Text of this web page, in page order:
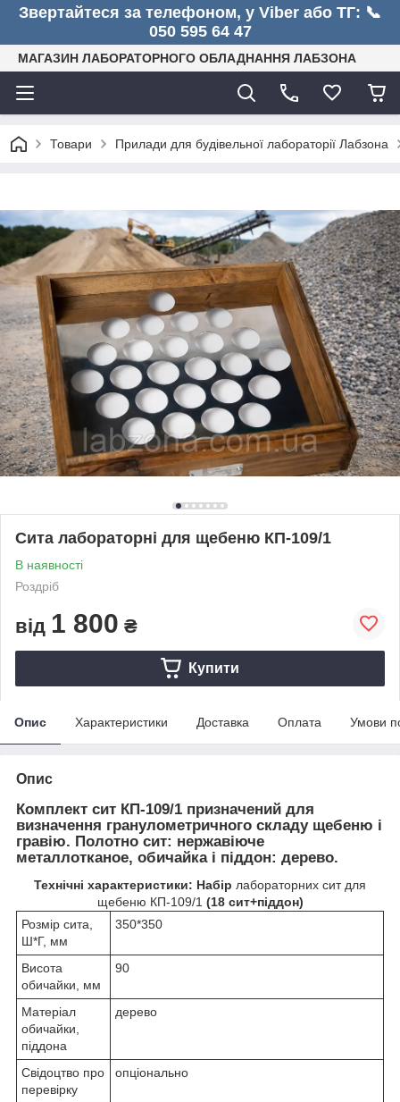
Звертайтеся за телефоном, у Viber або ТГ: 📞
050 595 64 47
МАГАЗИН ЛАБОРАТОРНОГО ОБЛАДНАННЯ ЛАБЗОНА
Товари Прилади для будівельної лабораторії Лабзона
Сита лабораторні для щебеню КП-109/1
В наявності
Роздріб
від 1 800 ₴
Купити
Опис Характеристики Доставка Оплата Умови
Опис
Комплект сит КП-109/1 призначений для
визначення гранулометричного складу щебеню і
гравію. Полотно сит: нержавіюче
металлотканое, обичайка і піддон: дерево.
Технічні характеристики: Набір лабораторних сит для
щебеню КП-109/1 (18 сит+піддон)
Розмір сита,
Ш*Г, мм
350*350
Висота
обичайки, мм
90
Матеріал
обичайки,
піддона
дерево
Свідоцтво про
перевірку
опціонально